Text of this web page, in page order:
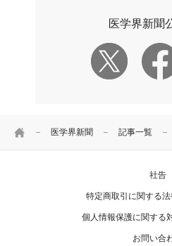
HOME 医学界新聞 記事一覧
医学界新聞
社告
特定商取引に関する
個人情報保護に関する
お問い合